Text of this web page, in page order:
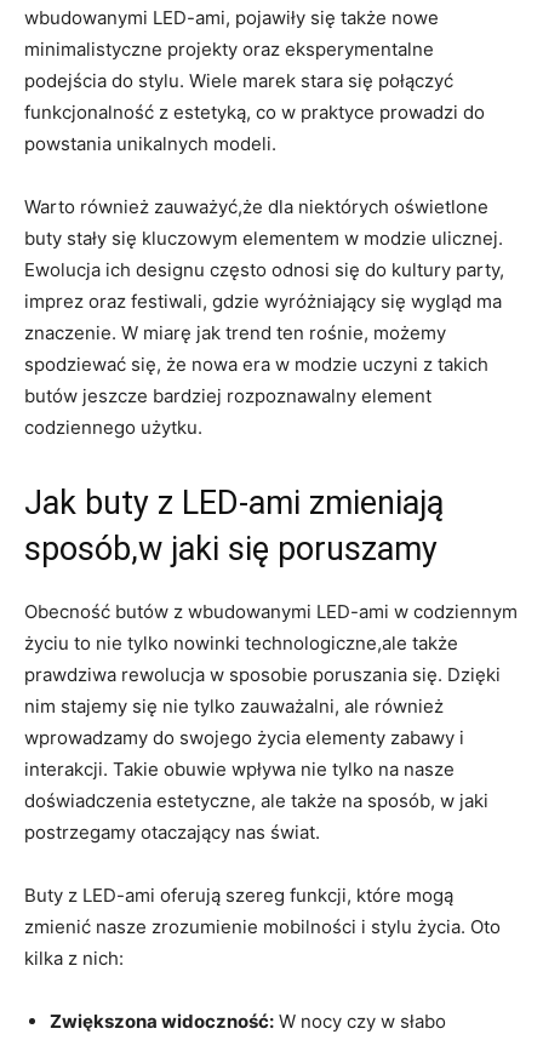
wbudowanymi LED-ami, pojawiły się także nowe
minimalistyczne projekty oraz eksperymentalne
podejścia do stylu. Wiele marek stara się połączyć
funkcjonalność z estetyką, co w praktyce prowadzi do
powstania unikalnych modeli.
Warto również zauważyć,że dla niektórych oświetlone
buty stały się kluczowym elementem w modzie ulicznej.
Ewolucja ich designu często odnosi się do kultury party,
imprez oraz festiwali, gdzie wyróżniający się wygląd ma
znaczenie. W miarę jak trend ten rośnie, możemy
spodziewać się, że nowa era w modzie uczyni z takich
butów jeszcze bardziej rozpoznawalny element
codziennego użytku.
Jak buty z LED-ami zmieniają
sposób,w jaki się poruszamy
Obecność butów z wbudowanymi LED-ami w codziennym
życiu to nie tylko nowinki technologiczne,ale także
prawdziwa rewolucja w sposobie poruszania się. Dzięki
nim stajemy się nie tylko zauważalni, ale również
wprowadzamy do swojego życia elementy zabawy i
interakcji. Takie obuwie wpływa nie tylko na nasze
doświadczenia estetyczne, ale także na sposób, w jaki
postrzegamy otaczający nas świat.
Buty z LED-ami oferują szereg funkcji, które mogą
zmienić nasze zrozumienie mobilności i stylu życia. Oto
kilka z nich:
Zwiększona widoczność: W nocy czy w słabo